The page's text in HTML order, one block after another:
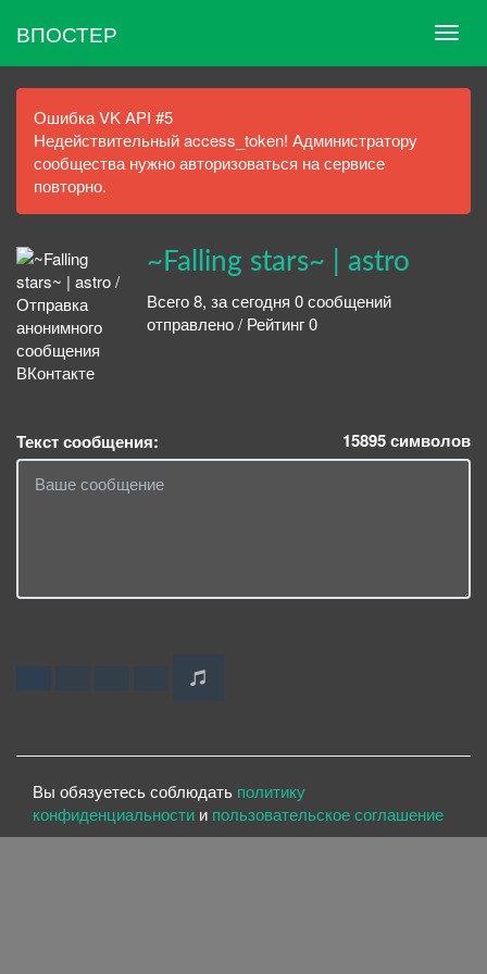
ВПОСТЕР
Ошибка VK API #5
Недействительный access_token! Администратору
сообщества нужно авторизоваться на сервисе
повторно.
~Falling stars~ | astro
Всего 8, за сегодня 0 сообщений
отправлено / Рейтинг 0
Текст сообщения: 15895символов
Вы обязуетесь соблюдать политику
конфиденциальности и пользовательское соглашение